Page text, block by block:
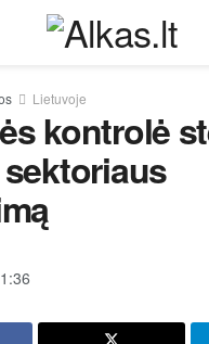
Lietuvoje
kontrolė